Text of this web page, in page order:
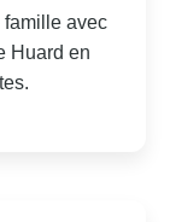
famille avec
Huard en